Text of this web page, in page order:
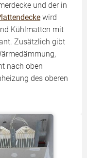
und der in
wird
Kühlmatten mit
Zusätzlich gibt
nach oben
des oberen